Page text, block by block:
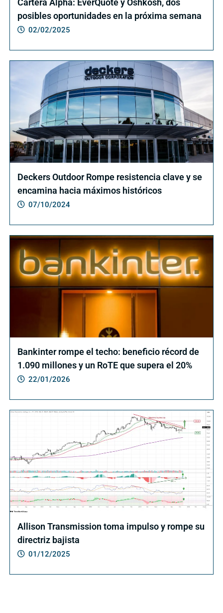
Cartera Alpha: EverQuote y Oshkosh, dos
posibles oportunidades en la próxima semana
02/02/2025
Deckers Outdoor Rompe resistencia clave y se
encamina hacia máximos históricos
07/10/2024
Bankinter rompe el techo: beneficio récord de
1.090 millones y un RoTE que supera el 20%
22/01/2026
Allison Transmission toma impulso y rompe su
directriz bajista
01/12/2025